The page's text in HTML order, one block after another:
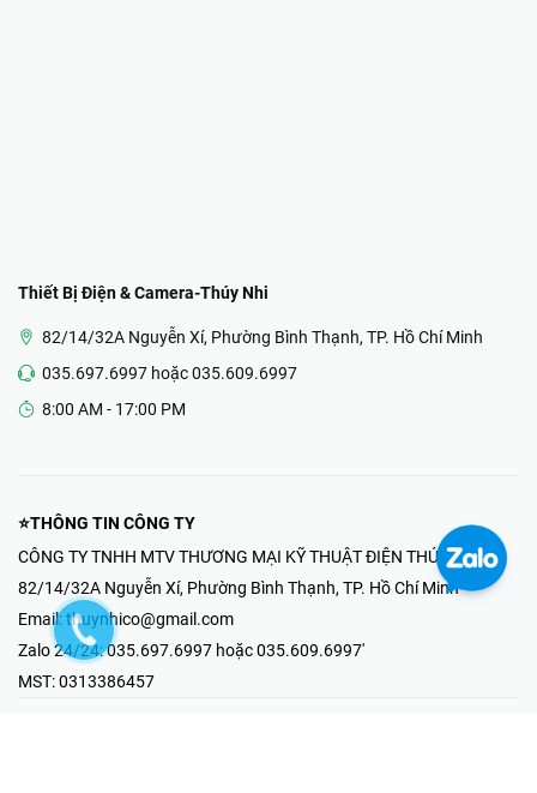
Thiết Bị Điện & Camera-Thúy Nhi
82/14/32A Nguyễn Xí, Phường Bình Thạnh, TP. Hồ Chí Minh
035.697.6997 hoặc 035.609.6997
8:00 AM - 17:00 PM
⭐THÔNG TIN CÔNG TY
CÔNG TY TNHH MTV THƯƠNG MẠI KỸ THUẬT ĐIỆN THÚY NHI
82/14/32A Nguyễn Xí, Phường Bình Thạnh, TP. Hồ Chí Minh
Email: thuynhico@gmail.com
Zalo 24/24:035.697.6997 hoặc 035.609.6997'
MST:0313386457